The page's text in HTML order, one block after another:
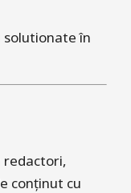
solutionate în
redactori,
conținut cu